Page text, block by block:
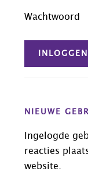
Wachtwoord
NIEUWE
Ingelogde
reacties
website.